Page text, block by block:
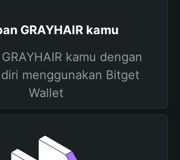
GRAYHAIR kamu
kamu dengan
menggunakan Bitget
Wallet